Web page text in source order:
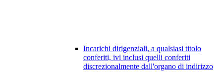
Incarichi dirigenziali, a qualsiasi titolo
conferiti, ivi inclusi quelli conferiti
discrezionalmente dall'organo di indirizzo